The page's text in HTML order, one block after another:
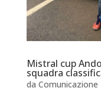
Mistral cup
squadra
da Comunicazione